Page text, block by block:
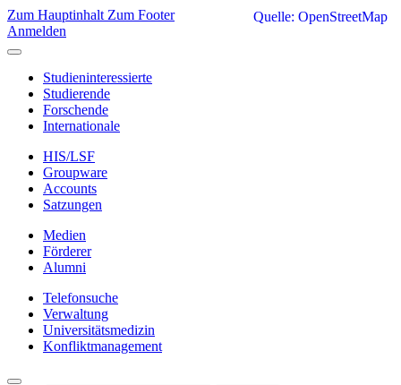
Zum Hauptinhalt Zum Footer
Anmelden
Studieninteressierte
Studierende
Forschende
Internationale
HIS/LSF
Groupware
Accounts
Satzungen
Medien
Förderer
Alumni
Telefonsuche
Verwaltung
Universitätsmedizin
Konfliktmanagement
Quelle: OpenStreetMap